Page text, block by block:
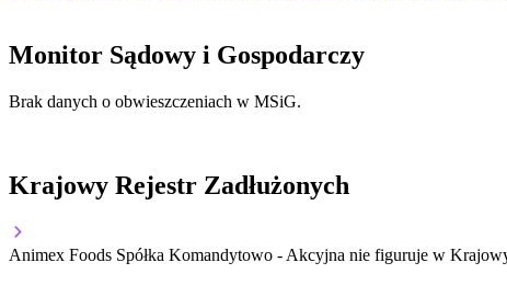
Monitor Sądowy i Gospodarczy
Brak danych o obwieszczeniach w MSiG.
Krajowy Rejestr Zadłużonych
Animex Foods Spółka Komandytowo - Akcyjna nie figuruje w